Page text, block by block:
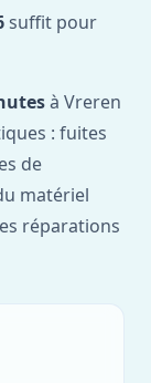
suffit pour
à Vreren
: fuites
de
matériel
réparations